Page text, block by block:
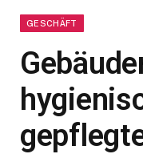
GESCHÄFT